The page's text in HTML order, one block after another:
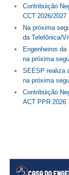
APRESENTAÇÃO
EMPREGO E
AUTÔNOMOS E
NEWSLETTER
GUIA DAS
ENGENHEIRO
Contribuição
CCT 2026/2027
Na próxima
da Telefônica/
Engenheiros
na próxima
SEESP realiza
na próxima
Contribuição
ACT PPR 2026